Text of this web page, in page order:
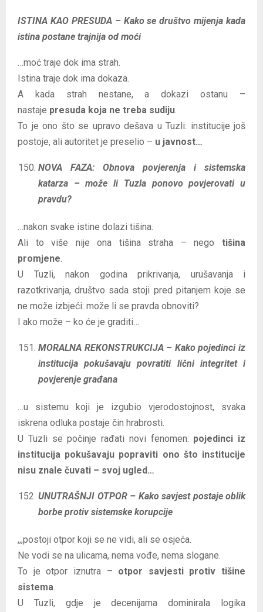
ISTINA KAO PRESUDA – Kako se društvo mijenja kada
istina postane trajnija od moći
…moć traje dok ima strah.
Istina traje dok ima dokaza.
A kada strah nestane, a dokazi ostanu –
nastaje presuda koja ne treba sudiju
To je ono što se upravo dešava u Tuzli: institucije još
postoje, ali autoritet je preselio – u javnost…
NOVA FAZA: Obnova povjerenja i sistemska
katarza – može li Tuzla ponovo povjerovati u
pravdu?
…nakon svake istine dolazi tišina.
Ali to više nije ona tišina straha – nego tišina
promjene
U Tuzli, nakon godina prikrivanja, urušavanja i
razotkrivanja, društvo sada stoji pred pitanjem koje se
ne može izbjeći: može li se pravda obnoviti?
I ako može – ko će je graditi…
MORALNA REKONSTRUKCIJA – Kako pojedinci iz
institucija pokušavaju povratiti lični integritet i
povjerenje građana
…u sistemu koji je izgubio vjerodostojnost, svaka
iskrena odluka postaje čin hrabrosti.
U Tuzli se počinje rađati novi fenomen: pojedinci iz
institucija pokušavaju popraviti ono što institucije
nisu znale čuvati – svoj ugled…
UNUTRAŠNJI OTPOR – Kako savjest postaje oblik
borbe protiv sistemske korupcije
,,,postoji otpor koji se ne vidi, ali se osjeća.
Ne vodi se na ulicama, nema vođe, nema slogane.
To je otpor iznutra – otpor savjesti protiv tišine
sistema
U Tuzli, gdje je decenijama dominirala logika